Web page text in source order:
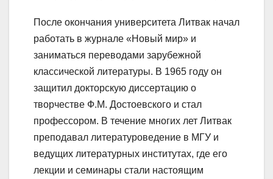
После окончания университета Литвак начал
работать в журнале «Новый мир» и
заниматься переводами зарубежной
классической литературы. В 1965 году он
защитил докторскую диссертацию о
творчестве Ф.М. Достоевского и стал
профессором. В течение многих лет Литвак
преподавал литературоведение в МГУ и
ведущих литературных институтах, где его
лекции и семинары стали настоящим